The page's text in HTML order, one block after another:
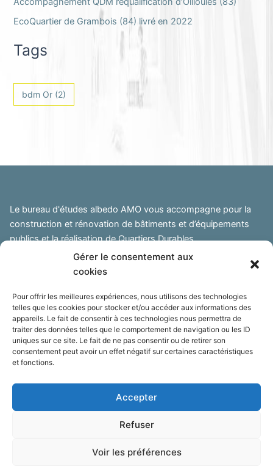
Gérer le consentement aux
cookies
Pour offrir les meilleures expériences, nous utilisons des technologies
telles que les cookies pour stocker et/ou accéder aux informations des
appareils. Le fait de consentir à ces technologies nous permettra de
traiter des données telles que le comportement de navigation ou les ID
uniques sur ce site. Le fait de ne pas consentir ou de retirer son
consentement peut avoir un effet négatif sur certaines caractéristiques
et fonctions.
Accepter
Refuser
Voir les préférences
EcoQuartier de Grambois (84) livré en 2022
Tags
bdm Or (2)
Le bureau d'études albedo AMO vous accompagne pour la
construction et rénovation de bâtiments et d’équipements
publics et la réalisation de Quartiers Durables.
Bureau :
Atelier des collines, 04100 Manosque
albedo AMO
Sébastien Maucci, gérant
› Formulaire de contact
légales|Politique de confidentialité